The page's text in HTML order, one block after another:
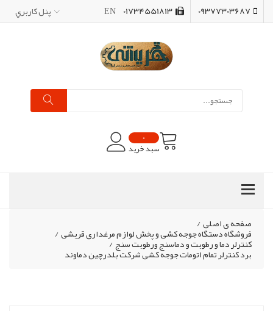
09377303687
01734551813
EN پنل کاربري
0
سبد خرید
صفحه ی اصلی/
فروشگاه دستگاه جوجه کشی و پخش لوازم مرغداری قریشی/
کنترلر دما و رطوبت و دماسنج ورطوبت سنج/
برد کنترلر تمام اتومات جوجه کشی شرکت بلدرچین دماوند